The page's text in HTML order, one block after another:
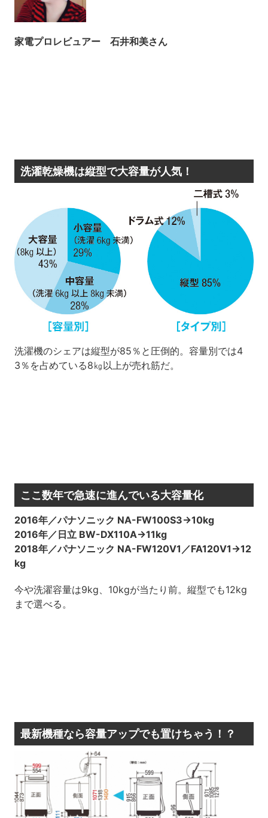
家電プロレビュアー 石井和美さん
洗濯乾燥機は縦型で大容量が人気！
洗濯機のシェアは縦型が85％と圧倒的。容量別では4
3％を占めている8㎏以上が売れ筋だ。
ここ数年で急速に進んでいる大容量化
2016年／パナソニック NA-FW100S3→10kg
2016年／日立 BW-DX110A→11kg
2018年／パナソニック NA-FW120V1／FA120V1→12
kg
今や洗濯容量は9kg、10kgが当たり前。縦型でも12kg
まで選べる。
最新機種なら容量アップでも置けちゃう！？